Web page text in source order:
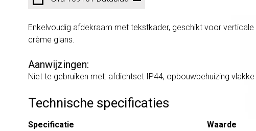
Enkelvoudig afdekraam met tekstkader, geschikt voor
crème glans.
Aanwijzingen:
Niet te gebruiken met: afdichtset IP44, opbouwbehuizing
Technische specificaties
Specificatie
Waarde